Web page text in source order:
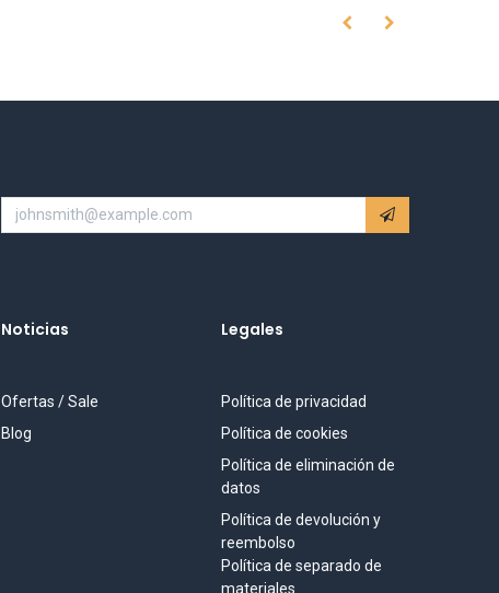
Noticias
Ofertas / Sale
Blog
Legales
Política de privacidad
Política de cookies
Política de eliminación de
datos
Política de devolución y
reembolso
Política de separado de
materiales